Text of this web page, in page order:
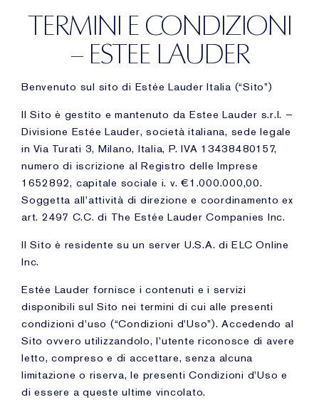
TERMINI E CONDIZIONI
– ESTEE LAUDER
Benvenuto sul sito di Estée Lauder Italia (“Sito”)
Il Sito è gestito e mantenuto da Estee Lauder s.r.l. –
Divisione Estée Lauder, società italiana, sede legale
in Via Turati 3, Milano, Italia, P. IVA 13438480157,
numero di iscrizione al Registro delle Imprese
1652892, capitale sociale i. v. €1.000.000,00.
Soggetta all'attività di direzione e coordinamento ex
art. 2497 C.C. di The Estée Lauder Companies Inc.
Il Sito è residente su un server U.S.A. di ELC Online
Inc.
Estée Lauder fornisce i contenuti e i servizi
disponibili sul Sito nei termini di cui alle presenti
condizioni d'uso (“Condizioni d'Uso”). Accedendo al
Sito ovvero utilizzandolo, l'utente riconosce di avere
letto, compreso e di accettare, senza alcuna
limitazione o riserva, le presenti Condizioni d'Uso e
di essere a queste ultime vincolato.